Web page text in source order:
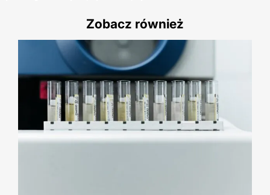
Zobacz również